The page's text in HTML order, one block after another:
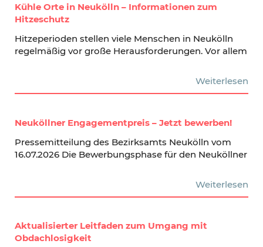
Kühle Orte in Neukölln – Informationen zum
Hitzeschutz
Hitzeperioden stellen viele Menschen in Neukölln
regelmäßig vor große Herausforderungen. Vor allem
Weiterlesen
Neuköllner Engagementpreis – Jetzt bewerben!
Pressemitteilung des Bezirksamts Neukölln vom
16.07.2026 Die Bewerbungsphase für den Neuköllner
Weiterlesen
Aktualisierter Leitfaden zum Umgang mit
Obdachlosigkeit